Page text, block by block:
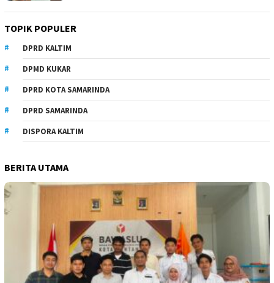
TOPIK POPULER
DPRD KALTIM
DPMD KUKAR
DPRD KOTA SAMARINDA
DPRD SAMARINDA
DISPORA KALTIM
BERITA UTAMA